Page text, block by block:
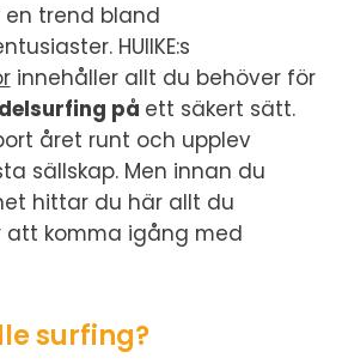
trend bland
HUIIKE:s
innehåller allt du behöver för
på ett säkert sätt.
året runt och upplev
sällskap. Men innan du
hittar du här allt du
att komma igång med
surfing?